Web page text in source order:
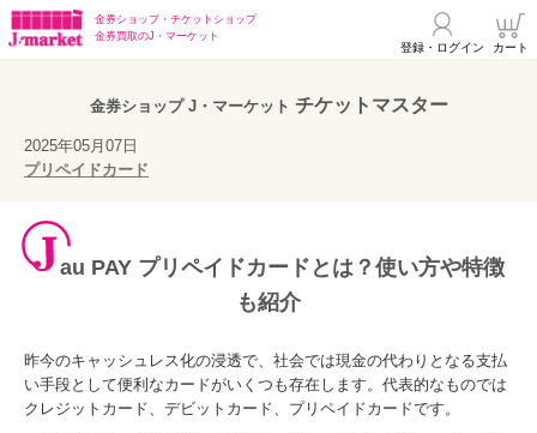
金券ショップ・ チケットショップ
金券買取のJ・マーケット
登録・ログイン カート
金券ショップ J・マーケット チケットマスター
2025年05月07日
プリペイドカード
au PAY プリペイドカードとは？使い方や特徴
も紹介
昨今のキャッシュレス化の浸透で、社会では現金の代わりとなる支払
い手段として便利なカードがいくつも存在します。代表的なものでは
クレジットカード、デビットカード、プリペイドカードです。